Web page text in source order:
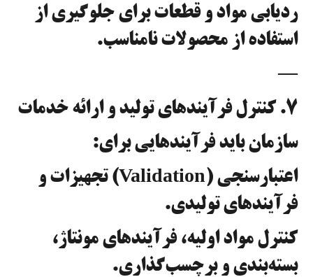
ردیابی مواد و قطعات برای جلوگیری از
استفاده از محصولات نامناسب.
—
۷. کنترل فرآیندهای تولید و ارائه خدمات
سازمان باید فرآیندهایی برای:
اعتبارسنجی (Validation) تجهیزات و
فرآیندهای تولیدی.
کنترل مواد اولیه، فرآیندهای مونتاژ،
بسته‌بندی و برچسب‌گذاری.